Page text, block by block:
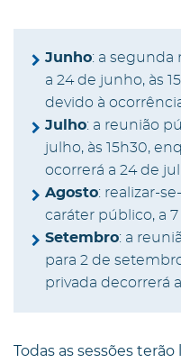
Junho: a segunda
a 24 de junho, às
devido à
Julho: a reunião
julho, às 15h30,
ocorrerá a 24 de
Agosto: realizar-
caráter público, a 7
Setembro: a
para 2 de
privada decorrerá
Todas as sessões